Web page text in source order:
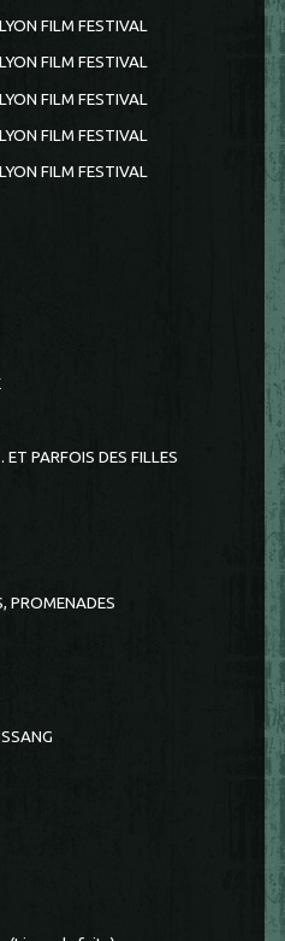
FILM FESTIVAL
FILM FESTIVAL
FILM FESTIVAL
FILM FESTIVAL
FILM FESTIVAL
ET PARFOIS DES FILLES
PROMENADES